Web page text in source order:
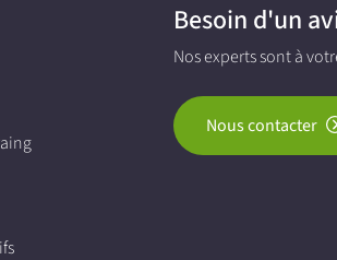
Besoin d'un
Nos experts sont à
Nous contacter